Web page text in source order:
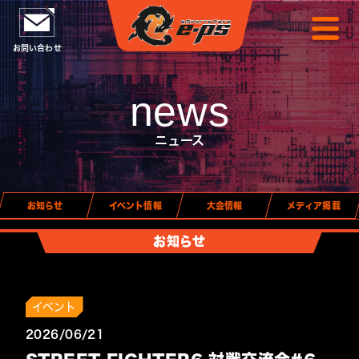
お問い合わせ
news
ニュース
お知らせ イベント情報 大会情報 メディア掲載
お知らせ
イベント
2026/06/21